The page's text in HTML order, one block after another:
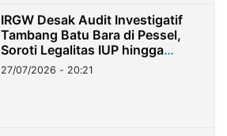
IRGW Desak Audit Investigatif
Tambang Batu Bara di Pessel,
Soroti Legalitas IUP hingga
Stockpile
27/07/2026 - 20:21